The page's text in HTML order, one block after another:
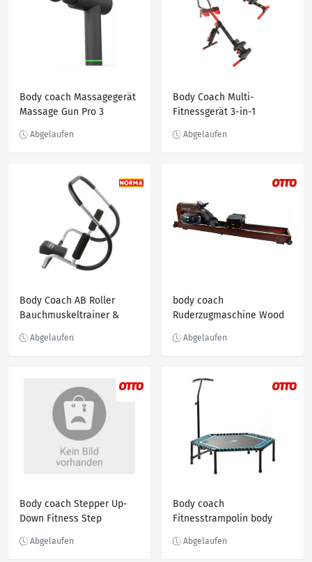
Body coach Massagegerät
Massage Gun Pro 3
Massagepistole für den
mit 4 Aufsätzen, Schwarz
Body Coach Multi-
Fitnessgerät 3-in-1
Bauchmuskel-Trainer
Body Coach AB Roller
Bauchmuskeltrainer &
Griffen
body coach
Ruderzugmaschine Wood
großer Wassertank,
Body coach Stepper Up-
Down Fitness Step
Haltegriff, Silberfarben
Body coach
Fitnesstrampolin body
Â»Jump & FitÂ« 6-eckig, Ø